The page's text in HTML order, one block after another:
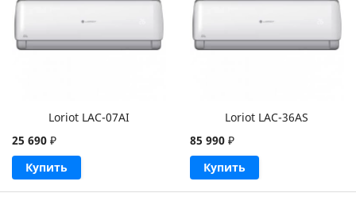
Loriot LAC-07AI
25 690 ₽
Купить
Loriot LAC-36AS
85 990₽
Купить